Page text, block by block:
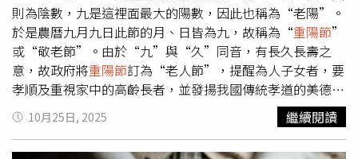
2000元，百歲以上1萬元。宜蘭縣針對90歲以上長者發放
2000元，百歲再加碼至2萬元並附禮盒，花蓮縣則依年齡層
分為600元至1萬元不等。而臺東縣每人發放500元，確切金
額將由縣府另行公告。離島部分，澎湖縣向來發放最為大
方，65至79歲可得5000元，80至89歲6000元，90至99歲
8000元，百歲以上則能領到1萬5000元，還有禮品與賀匾。
連江縣發放標準為65歲至79歲1500元、80至89歲2000元、
90至99歲3000元、百歲人瑞1萬元。金門縣雖無重陽禮金，
則為陰數，九是這裡面最大的陽數，因此也稱為“老陽”。
於是農曆九月九日此節的月、日皆為九，故稱為“重陽節”
或“敬老節”。由於“九”與“久”同音，有長久長壽之
意，故政府將重陽節訂為“老人節”，提醒為人子女者，要
孝順及重視家中的高齡長者，並發揚我國傳統孝道的美德，
敬老尊賢，取之長長久久(九九)、福壽延綿之意。 皇帝就是
「九五至尊」，農曆9月9日為中國傳統節日「
重陽節」，古
代是驅凶避邪之日，「9」為陽數之最，當天也是陽氣最重
10月25日, 2025 繼續閱讀